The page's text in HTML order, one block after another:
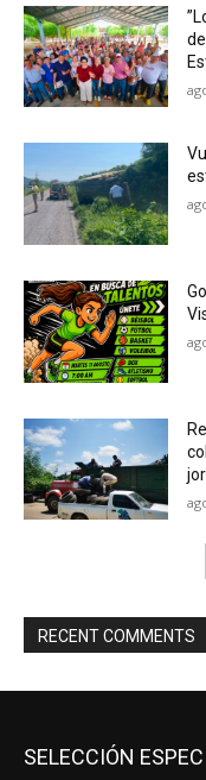
RECENT COMMENTS
SELECCIÓN